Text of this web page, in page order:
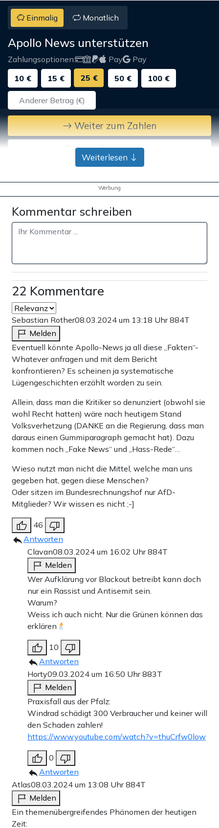
Einmalig Monatlich
Apollo News unterstützen
Zahlungsoptionen: Pay
Pay
10 €
15 € 25 € 50 € 100 €
Weiter zum Zahlen
Bank-Überweisung
Weiterlesen
Werbung
Kommentar schreiben
22 Kommentare
Sebastian Rother08.03.2024 um 13:18 Uhr884T
Melden
Eventuell könnte Apollo-News ja all diese „Fakten“-
Whatever anfragen und mit dem Bericht
konfrontieren? Es scheinen ja systematische
Lügengeschichten erzählt worden zu sein.
Allein, dass man die Kritiker so denunziert (obwohl sie
wohl Recht hatten) wäre nach heutigem Stand
Volksverhetzung (DANKE an die Regierung, dass man
daraus einen Gummiparagraph gemacht hat). Dazu
kommen noch „Fake News“ und „Hass-Rede“…
Wieso nutzt man nicht die Mittel, welche man uns
gegeben hat, gegen diese Menschen?
Oder sitzen im Bundesrechnungshof nur AfD-
Mitglieder? Wir wissen es nicht ;-]
46
Antworten
Clavan08.03.2024 um 16:02 Uhr884T
Melden
Wer Aufklärung vor Blackout betreibt kann doch
nur ein Rassist und Antisemit sein.
Warum?
Weiss ich auch nicht. Nur die Grünen können das
erklären
10
Antworten
Horty09.03.2024 um 16:50 Uhr883T
Melden
Praxisfall aus der Pfalz:
Windrad schädigt 300 Verbraucher und keiner will
den Schaden zahlen!
https://www.youtube.com/watch?v=thuCrfw0low
0
Antworten
Atlas08.03.2024 um 13:08 Uhr884T
Melden
Ein themenübergreifendes Phänomen der heutigen
Zeit: